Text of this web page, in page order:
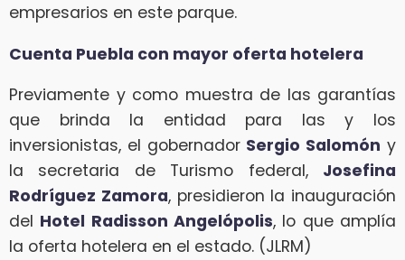
empresarios en este parque.
Cuenta Puebla con mayor oferta hotelera
Previamente y como muestra de las garantías
que brinda la entidad para las y los
inversionistas, el gobernador Sergio Salomón y
la secretaria de Turismo federal, Josefina
Rodríguez Zamora, presidieron la inauguración
del Hotel Radisson Angelópolis, lo que amplía
la oferta hotelera en el estado. (JLRM)